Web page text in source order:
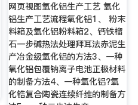
网页视图氧化铝生产工艺 氧化
铝生产工艺流程氧化铝1、 粉末
料箱及氧化铝粉料箱2、钙铁榴
石一步碱热法处理拜耳法赤泥生
产冶金级氧化铝的方法3、一种
氧化铝包覆钠离子电池正极材料
的制备方法4、一种氧化铝?氧
化锆复合陶瓷连续纤维的制备方